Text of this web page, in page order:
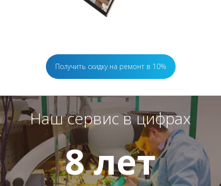
Получить скидку на ремонт в 10%
Наш сервис в цифрах
8лет